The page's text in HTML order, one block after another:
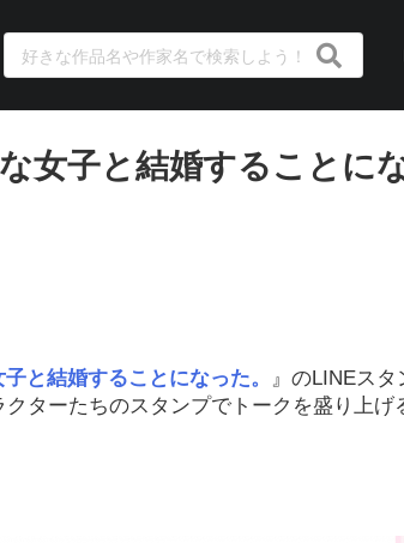
女子と結婚することに
と結婚することになった。
』のLINEス
ターたちのスタンプでトークを盛り上げ